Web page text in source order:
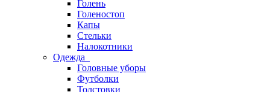
Голень
Голеностоп
Капы
Стельки
Налокотники
Одежда
Головные уборы
Футболки
Толстовки